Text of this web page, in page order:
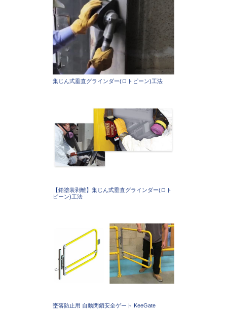
集じん式垂直グラインダー(ロトピーン)工法
【鉛塗装剥離】集じん式垂直グラインダー(ロト
ピーン)工法
墜落防止用 自動閉鎖安全ゲート KeeGate